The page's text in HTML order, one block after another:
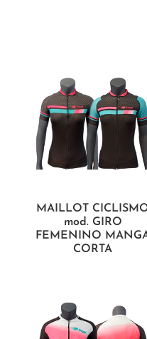
MAILLOT
mod. GIRO
FEMENINO
CORTA